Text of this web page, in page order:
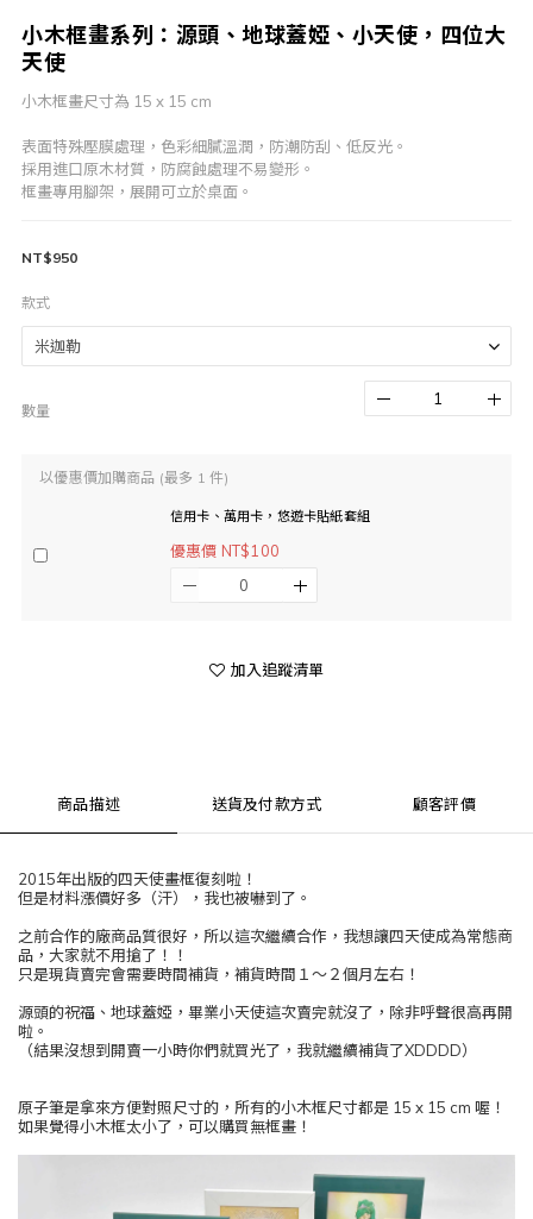
小木框畫系列：源頭、地球蓋婭、小天使，四位大
天使
小木框畫尺寸為 15 x 15 cm
表面特殊壓膜處理，色彩細膩溫潤，防潮防刮、低反光。
採用進口原木材質，防腐蝕處理不易變形。
框畫專用腳架，展開可立於桌面。
NT$950
款式
數量
以優惠價加購商品 (最多 1 件)
信用卡、萬用卡，悠遊卡貼紙套組
優惠價 NT$100
加入追蹤清單
商品描述 送貨及付款方式 顧客評價
2015年出版的四天使畫框復刻啦！
但是材料漲價好多（汗），我也被嚇到了。
之前合作的廠商品質很好，所以這次繼續合作，我想讓四天使成為常態商
品，大家就不用搶了！！
只是現貨賣完會需要時間補貨，補貨時間１～２個月左右！
源頭的祝福、地球蓋婭，畢業小天使這次賣完就沒了，除非呼聲很高再開
啦。
（結果沒想到開賣一小時你們就買光了，我就繼續補貨了XDDDD）
原子筆是拿來方便對照尺寸的，所有的小木框尺寸都是 15 x 15 cm 喔！
如果覺得小木框太小了，可以購買無框畫！